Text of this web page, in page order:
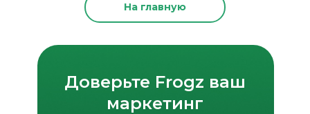
На главную
Доверьте Frogz ваш
маркетинг